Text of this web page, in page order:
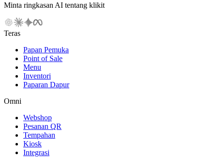
Minta ringkasan AI tentang klikit
Teras
Papan Pemuka
Point of Sale
Menu
Inventori
Paparan Dapur
Omni
Webshop
Pesanan QR
Tempahan
Kiosk
Integrasi